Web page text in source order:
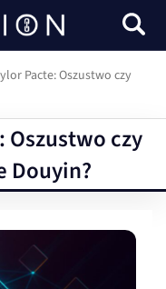
Pacte: Oszustwo czy
Oszustwo czy
Douyin?